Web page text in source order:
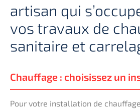
artisan qui
vos travaux de
sanitaire et
Chauffage : choisissez un
Pour votre installation de